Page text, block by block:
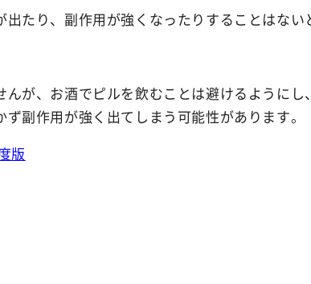
Ibiza
Ibiza
薬用イビサヘアーリ
たり、副作用が強くなったりすることはない
が、お酒でピルを飲むことは避けるようにし
副作用が強く出てしまう可能性があります。
版